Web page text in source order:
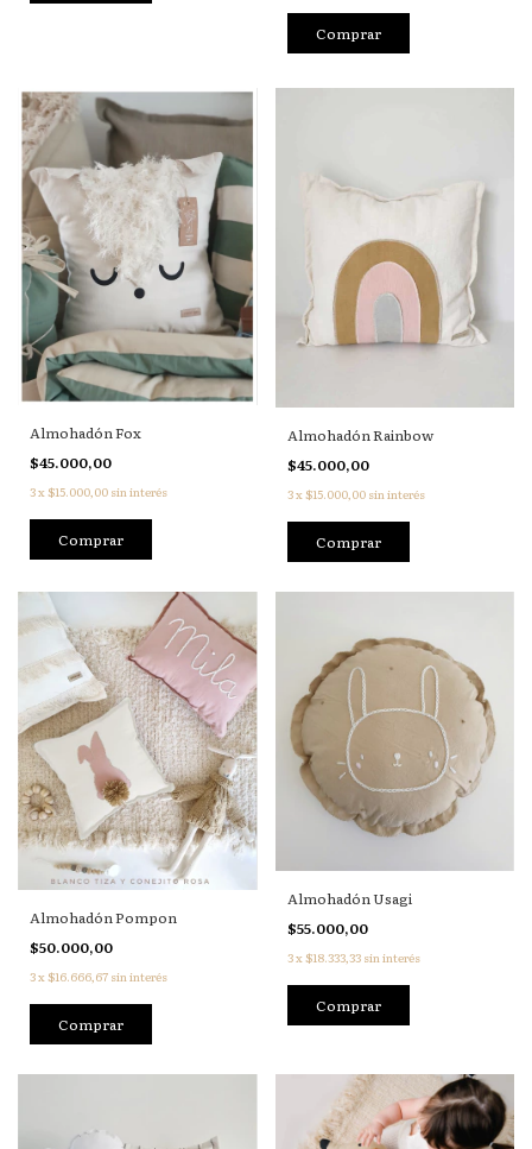
Almohadón Fox
$45.000,00
3x $15.000,00 sin interés
Comprar
Almohadón Rainbow
$45.000,00
3x $15.000,00 sin interés
Comprar
Almohadón Pompon
$50.000,00
3x$16.666,67 sin interés
Comprar
Almohadón Usagi
$55.000,00
3x $18.333,33 sin interés
Comprar